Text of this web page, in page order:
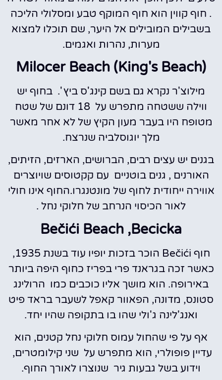
. חוף קווין הוא חוף המוקף טבע ומסלולי הליכה
בשבילים המובילים אל היער, שם תוכלו למצוא
מערות, נהרות ואגמים.
Milocer Beach (King's Beach)
מילוצ'ר נקרא גם בשם קינג'ס ביץ '. בחוף יש
ווילה ששטחה מתפרש על 18 דונם של שטח
מטופח היו בעבר מעון הקיץ של לא אחר מאשר
מלך יוגוסלביה שנרצח.
בגנים יש עצים רבים, הברושים, הארזים, הזיתים,
האורנים , גנים בוטניים עם קקטוסים שויוצרים
אווירה ייחודית לחוף של מונטנגרו.החוף אינו חולי
לאור הכיסוי הנרחב של חלוקי נחל .
Bečići Beach ,Becicka
חוף Bečići הוכר בזכות יופיו עוד בשנת 1935,
כאשר זכה בגראנד פרי בפריז כחוף היפה ביותר
באירופה. הוא מושך אליו כוכבים כמו הרולינג
סטונס, מדונה, הפאוור קאפל לשעבר בראד פיט
ואנג'לינה ג'ולי שהו בו בתקופה שהיו יחד.
אף על פי שהחול עמוס חלוקי נחל קטנים, הוא
עדיין פופולרי, הוא מתפרש על שני קילומטרים,
וידוע בשל גבעות גיר שנוצרו לאורך החוף.